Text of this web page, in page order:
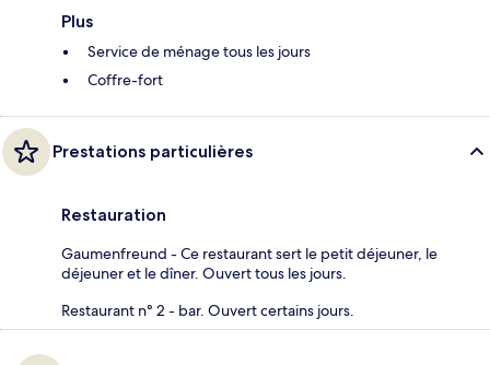
Plus
Service de ménage tous les jours
Coffre-fort
Prestations particulières
Restauration
Gaumenfreund - Ce restaurant sert le petit déjeuner, le
déjeuner et le dîner. Ouvert tous les jours.
Restaurant n° 2 - bar. Ouvert certains jours.